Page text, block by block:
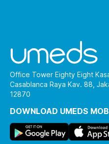
Office Tower Eighty Eight
Casablanca Raya Kav. 88,
12870
DOWNLOAD UMEDS